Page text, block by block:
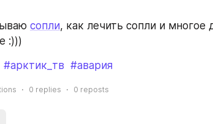
сопли, как лечить сопли и многое
:)))
#арктик_тв #авария
0 replies 0 reposts